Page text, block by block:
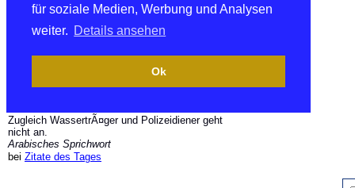
für soziale Medien, Werbung und Analysen
weiter. Details ansehen
Ok
Zugleich WassertrÃ¤ger und Polizeidiener geht
nicht an.
Arabisches Sprichwort
bei Zitate des Tages